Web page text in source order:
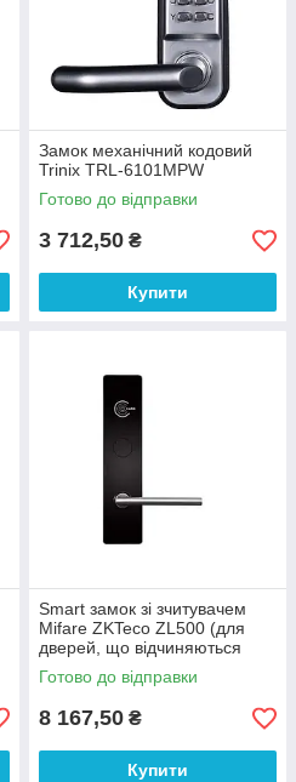
Замок механічний кодовий
Trinix TRL-6101MPW
Готово до відправки
3 712,50 ₴
Купити
Smart замок зі зчитувачем
Mifare ZKTeco ZL500 (для
дверей, що відчиняються
вправо) для готелів
Готово до відправки
8 167,50 ₴
Купити